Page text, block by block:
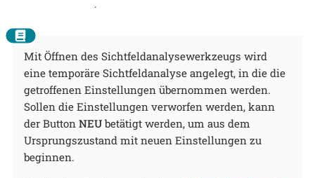
.
Mit Öffnen des Sichtfeldanalysewerkzeugs wird
eine temporäre Sichtfeldanalyse angelegt, in die die
getroffenen Einstellungen übernommen werden.
Sollen die Einstellungen verworfen werden, kann
der Button NEU betätigt werden, um aus dem
Ursprungszustand mit neuen Einstellungen zu
beginnen.